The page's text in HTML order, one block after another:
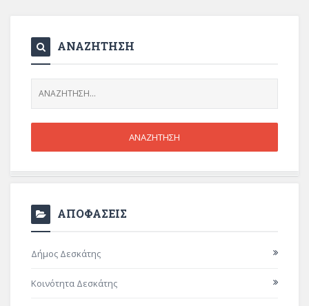
ΑΝΑΖΗΤΗΣΗ
ΑΠΟΦΑΣΕΙΣ
Δήμος Δεσκάτης
Κοινότητα Δεσκάτης